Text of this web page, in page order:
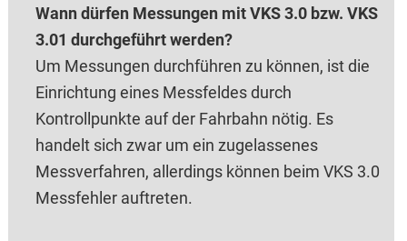
Wann dürfen Messungen mit VKS 3.0 bzw. VKS
3.01 durchgeführt werden?
Um Messungen durchführen zu können, ist die
Einrichtung eines Messfeldes durch
Kontrollpunkte auf der Fahrbahn nötig. Es
handelt sich zwar um ein zugelassenes
Messverfahren, allerdings können beim VKS 3.0
Messfehler auftreten.